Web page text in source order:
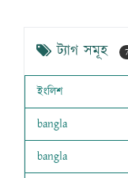
ট্যাগ সমূহ 7
ইংলিশ
bangla
bangla